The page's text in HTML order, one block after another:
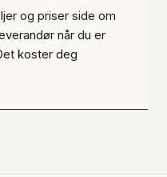
og priser side om
når du er
koster deg